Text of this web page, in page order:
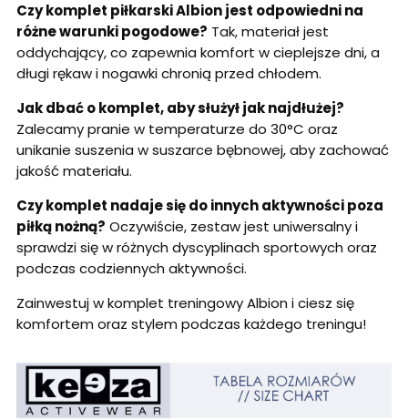
Czy komplet piłkarski Albion jest odpowiedni na
różne warunki pogodowe? Tak, materiał jest
oddychający, co zapewnia komfort w cieplejsze dni, a
długi rękaw i nogawki chronią przed chłodem.
Jak dbać o komplet, aby służył jak najdłużej?
Zalecamy pranie w temperaturze do 30°C oraz
unikanie suszenia w suszarce bębnowej, aby zachować
jakość materiału.
Czy komplet nadaje się do innych aktywności poza
piłką nożną? Oczywiście, zestaw jest uniwersalny i
sprawdzi się w różnych dyscyplinach sportowych oraz
podczas codziennych aktywności.
Zainwestuj w komplet treningowy Albion i ciesz się
komfortem oraz stylem podczas każdego treningu!